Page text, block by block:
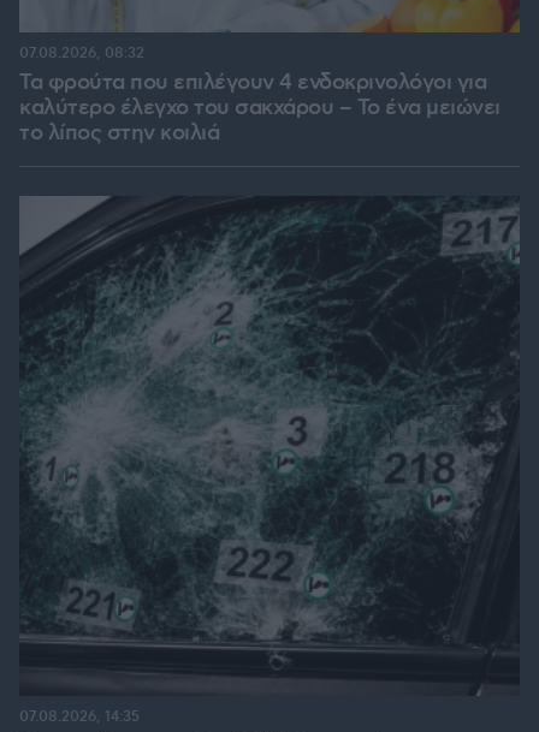
Τα φρούτα που επιλέγουν 4 ενδοκρινολόγοι για
καλύτερο έλεγχο του σακχάρου – Το ένα μειώνει
το λίπος στην κοιλιά
07.08.2026, 08:32
07.08.2026, 14:35